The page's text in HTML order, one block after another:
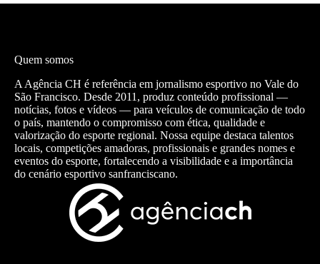
Quem somos
A Agência CH é referência em jornalismo esportivo no Vale do
São Francisco. Desde 2011, produz conteúdo profissional —
notícias, fotos e vídeos — para veículos de comunicação de todo
o país, mantendo o compromisso com ética, qualidade e
valorização do esporte regional. Nossa equipe destaca talentos
locais, competições amadoras, profissionais e grandes nomes e
eventos do esporte, fortalecendo a visibilidade e a importância
do cenário esportivo sanfranciscano.